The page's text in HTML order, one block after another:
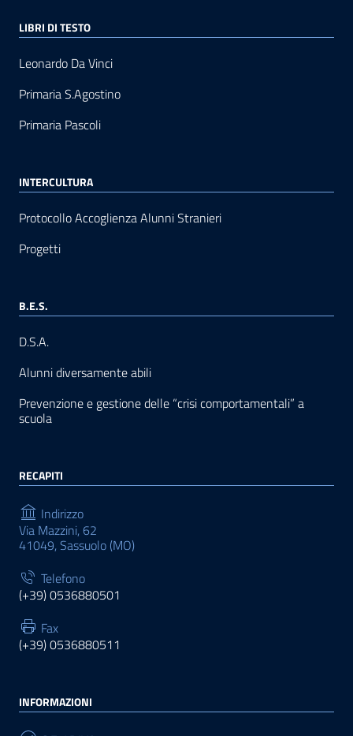
LIBRI DI TESTO
Leonardo Da Vinci
Primaria S.Agostino
Primaria Pascoli
INTERCULTURA
Protocollo Accoglienza Alunni Stranieri
Progetti
B.E.S.
D.S.A.
Alunni diversamente abili
Prevenzione e gestione delle “crisi comportamentali” a
scuola
RECAPITI
Indirizzo
Via Mazzini, 62
41049, Sassuolo (MO)
Telefono
(+39) 0536880501
Fax
(+39) 0536880511
INFORMAZIONI